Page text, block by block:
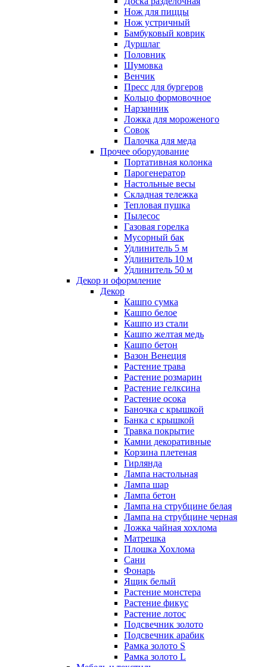
Нож для пиццы
Нож устричный
Бамбуковый коврик
Дуршлаг
Половник
Шумовка
Венчик
Пресс для бургеров
Кольцо формовочное
Нарзанник
Ложка для мороженого
Совок
Палочка для меда
Прочее оборудование
Портативная колонка
Парогенератор
Настольные весы
Складная тележка
Тепловая пушка
Пылесос
Газовая горелка
Мусорный бак
Удлинитель 5 м
Удлинитель 10 м
Удлинитель 50 м
Декор и оформление
Декор
Кашпо сумка
Кашпо белое
Кашпо из стали
Кашпо желтая медь
Кашпо бетон
Вазон Венеция
Растение трава
Растение розмарин
Растение гелксина
Растение осока
Баночка с крышкой
Банка с крышкой
Травка покрытие
Камни декоративные
Корзина плетеная
Гирлянда
Лампа настольная
Лампа шар
Лампа бетон
Лампа на струбцине белая
Лампа на струбцине черная
Ложка чайная хохлома
Матрешка
Плошка Хохлома
Сани
Фонарь
Ящик белый
Растение монстера
Растение фикус
Растение лотос
Подсвечник золото
Подсвечник арабик
Рамка золото S
Рамка золото L